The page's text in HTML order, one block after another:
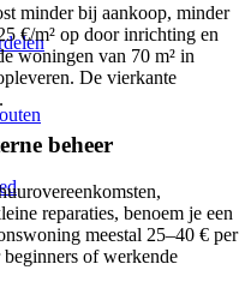
minder bij aankoop, minder
€/m² op door inrichting en
woningen van 70 m² in
De vierkante
beheer
reparaties, benoem je een
meestal 25–40 € per
of werkende